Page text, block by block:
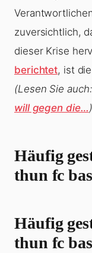
zuversichtlich,
dieser Krise
berichtet, ist
(Lesen Sie auch:
will gegen die…)
Häufig
thun fc
Häufig
thun fc